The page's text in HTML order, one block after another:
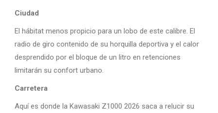
Ciudad
El hábitat menos propicio para un lobo de este calibre. El
radio de giro contenido de su horquilla deportiva y el calor
desprendido por el bloque de un litro en retenciones
limitarán su confort urbano.
Carretera
Aquí es donde la Kawasaki Z1000 2026 saca a relucir su